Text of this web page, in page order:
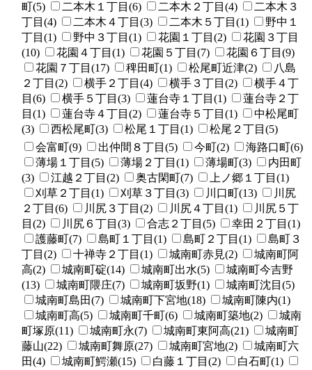
町(5)
二本木１丁目(6) 二本木２丁目(4)
二本木３
丁目(4)
二本木４丁目(3) 二本木５丁目(1)
野中１
丁目(1)
野中３丁目(1) 花園１丁目(2)
花園３丁目
(10)
花園４丁目(1) 花園５丁目(7)
花園６丁目(9)
花園７丁目(17)
稗田町(1) 松尾町近津(2)
八島
２丁目(2)
横手２丁目(4) 横手３丁目(2)
横手４丁
目(6)
横手５丁目(3) 蓮台寺１丁目(1)
蓮台寺２丁
目(1)
蓮台寺４丁目(2) 蓮台寺５丁目(1)
中松尾町
(3)
西松尾町(3) 松尾１丁目(1) 松尾２丁目(5)
会富町(9) 出仲間８丁目(5) 今町(2)
海路口町(6)
薄場１丁目(5)
薄場２丁目(1) 薄場町(3)
内田町
(3)
江越２丁目(2) 奥古閑町(7)
上ノ郷１丁目(1)
刈草２丁目(1)
刈草３丁目(3) 川口町(13)
川尻
２丁目(6)
川尻３丁目(2) 川尻４丁目(1)
川尻５丁
目(2)
川尻６丁目(3) 合志２丁目(5)
幸田２丁目(1)
護藤町(7)
島町１丁目(1) 島町２丁目(1)
島町３
丁目(2)
十禅寺２丁目(1) 城南町赤見(2)
城南町阿
高(2)
城南町碇(14) 城南町出水(5)
城南町今吉野
(13)
城南町隈庄(7) 城南町坂野(1)
城南町沈目(5)
城南町島田(7)
城南町下宮地(18)
城南町陳内(1)
城南町高(5)
城南町千町(6) 城南町築地(2)
城南
町塚原(11)
城南町永(7) 城南町東阿高(21)
城南町
藤山(22)
城南町舞原(27) 城南町宮地(2)
城南町六
田(4)
城南町鰐瀬(15) 白藤１丁目(2)
白石町(1)